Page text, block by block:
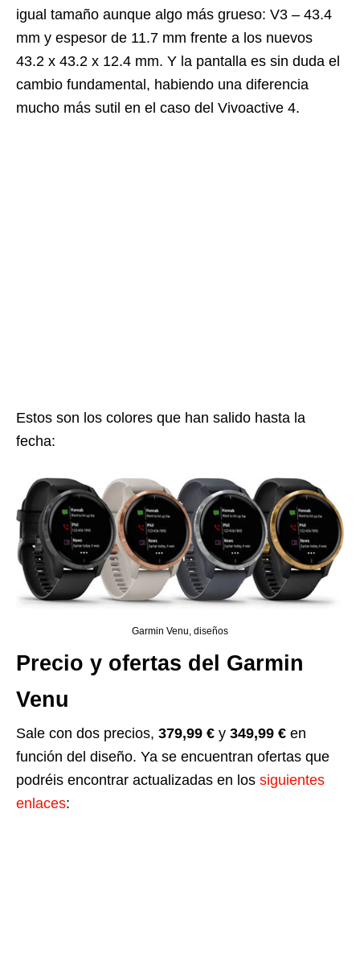
igual tamaño aunque algo más grueso: V3 – 43.4
mm y espesor de 11.7 mm frente a los nuevos
43.2 x 43.2 x 12.4 mm. Y la pantalla es sin duda el
cambio fundamental, habiendo una diferencia
mucho más sutil en el caso del Vivoactive 4.
Estos son los colores que han salido hasta la
fecha:
Garmin Venu, diseños
Precio y ofertas del Garmin
Venu
Sale con dos precios, 379,99 € y 349,99 € en
función del diseño. Ya se encuentran ofertas que
podréis encontrar actualizadas en los siguientes
enlaces: